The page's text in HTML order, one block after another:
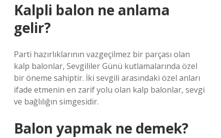
Kalpli balon ne anlama
gelir?
Parti hazırlıklarının vazgeçilmez bir parçası olan
kalp balonlar, Sevgililer Günü kutlamalarında özel
bir öneme sahiptir. İki sevgili arasındaki özel anları
ifade etmenin en zarif yolu olan kalp balonlar, sevgi
ve bağlılığın simgesidir.
Balon yapmak ne demek?